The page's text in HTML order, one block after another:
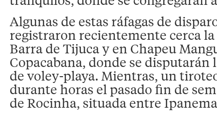
Algunas de estas ráfagas de
registraron recientemente cerca
Barra de Tijuca y en Chapeu
Copacabana, donde se disputarán
de voley-playa. Mientras, un
durante horas el pasado fin de
de Rocinha, situada entre